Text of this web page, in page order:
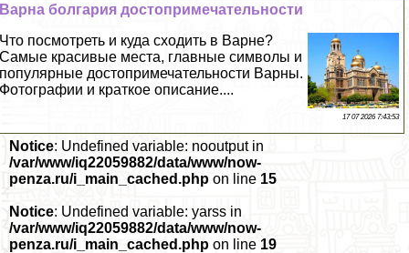
Варна болгария достопримечательности
Что посмотреть и куда сходить в Варне?
Самые красивые места, главные символы и
популярные достопримечательности Варны.
Фотографии и краткое описание....
17 07 2026 7:43:53
Notice: Undefined variable: nooutput in
/var/www/iq22059882/data/www/now-
penza.ru/i_main_cached.php on line 15
Notice: Undefined variable: yarss in
/var/www/iq22059882/data/www/now-
penza.ru/i_main_cached.php on line 19